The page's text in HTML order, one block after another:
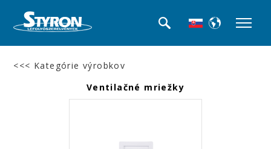
<<< Kategórie výrobkov
Ventilačné mriežky